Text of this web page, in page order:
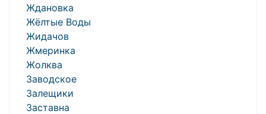
Ждановка
Жёлтые Воды
Жидачов
Жмеринка
Жолква
Заводское
Залещики
Заставна